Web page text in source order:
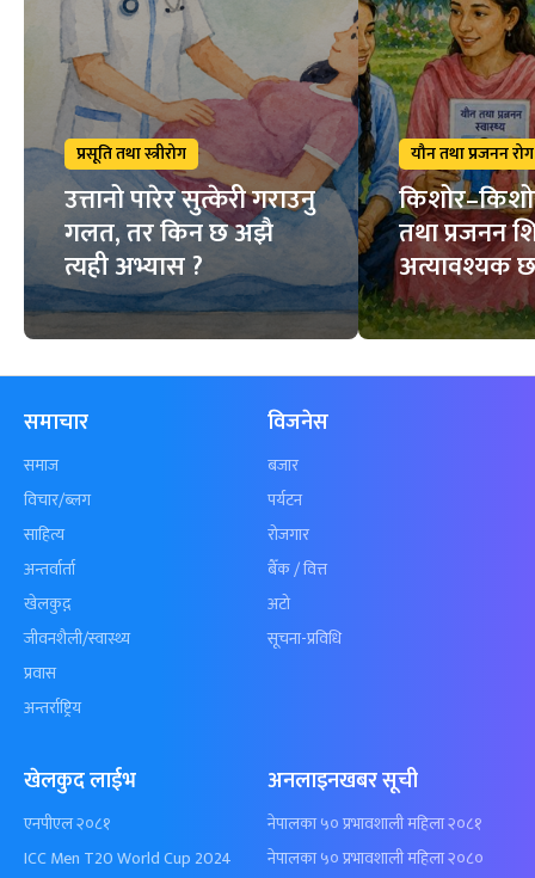
प्रसूति तथा स्त्रीरोग
उत्तानो पारेर सुत्केरी गराउनु
गलत, तर किन छ अझै
त्यही अभ्यास ?
यौन तथा प्रजनन रोग
तथा प्रजनन
अत्यावश्यक
समाचार
समाज
विचार/ब्लग
साहित्य
अन्तर्वार्ता
खेलकुद़़
जीवनशैली/स्वास्थ्य
प्रवास
अन्तर्राष्ट्रिय
विजनेस
बजार
पर्यटन
रोजगार
बैँक / वित्त
अटो
सूचना-प्रविधि
खेलकुद लाईभ
एनपीएल २०८१
ICC Men T20 World Cup 2024
अनलाइनखबर सूची
नेपालका ५० प्रभावशाली महिला २०८१
नेपालका ५० प्रभावशाली महिला २०८०